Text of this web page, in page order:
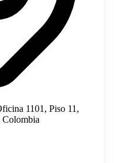
1101, Piso 11,
Colombia